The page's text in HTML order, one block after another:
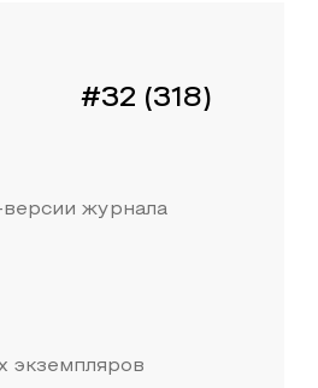
#32 (318)
журнала
экземпляров